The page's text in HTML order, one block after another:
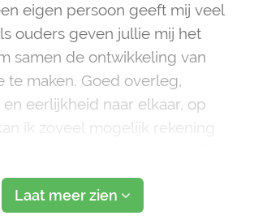
eigen persoon geeft mij veel
ouders geven jullie mij het
samen de ontwikkeling van
te maken. Goed overleg,
eerlijkheid naar elkaar, op
ik zoveel mogelijk rekening
plezier komen en zich veilig
Laat meer zien